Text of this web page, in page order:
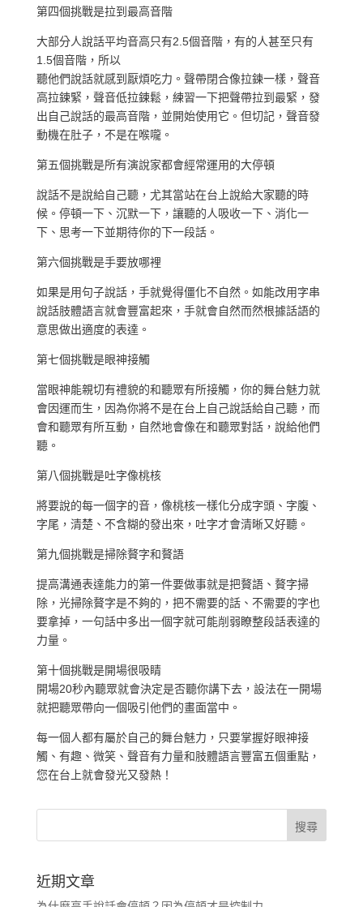
第四個挑戰是拉到最高音階
大部分人說話平均音高只有2.5個音階，有的人甚至只有
1.5個音階，所以
聽他們說話就感到厭煩吃力。聲帶閉合像拉鍊一樣，聲音
高拉鍊緊，聲音低拉鍊鬆，練習一下把聲帶拉到最緊，發
出自己說話的最高音階，並開始使用它。但切記，聲音發
動機在肚子，不是在喉嚨。
第五個挑戰是所有演說家都會經常運用的大停頓
說話不是說給自己聽，尤其當站在台上說給大家聽的時
候。停頓一下、沉默一下，讓聽的人吸收一下、消化一
下、思考一下並期待你的下一段話。
第六個挑戰是手要放哪裡
如果是用句子說話，手就覺得僵化不自然。如能改用字串
說話肢體語言就會豐富起來，手就會自然而然根據話語的
意思做出適度的表達。
第七個挑戰是眼神接觸
當眼神能親切有禮貌的和聽眾有所接觸，你的舞台魅力就
會因運而生，因為你將不是在台上自己說話給自己聽，而
會和聽眾有所互動，自然地會像在和聽眾對話，說給他們
聽。
第八個挑戰是吐字像桃核
將要說的每一個字的音，像桃核一樣化分成字頭、字腹、
字尾，清楚、不含糊的發出來，吐字才會清晰又好聽。
第九個挑戰是掃除贅字和贅語
提高溝通表達能力的第一件要做事就是把贅語、贅字掃
除，光掃除贅字是不夠的，把不需要的話、不需要的字也
要拿掉，一句話中多出一個字就可能削弱瞭整段話表達的
力量。
第十個挑戰是開場很吸睛
開場20秒內聽眾就會決定是否聽你講下去，設法在一開場
就把聽眾帶向一個吸引他們的畫面當中。
每一個人都有屬於自己的舞台魅力，只要掌握好眼神接
觸、有趣、微笑、聲音有力量和肢體語言豐富五個重點，
您在台上就會發光又發熱！
近期文章